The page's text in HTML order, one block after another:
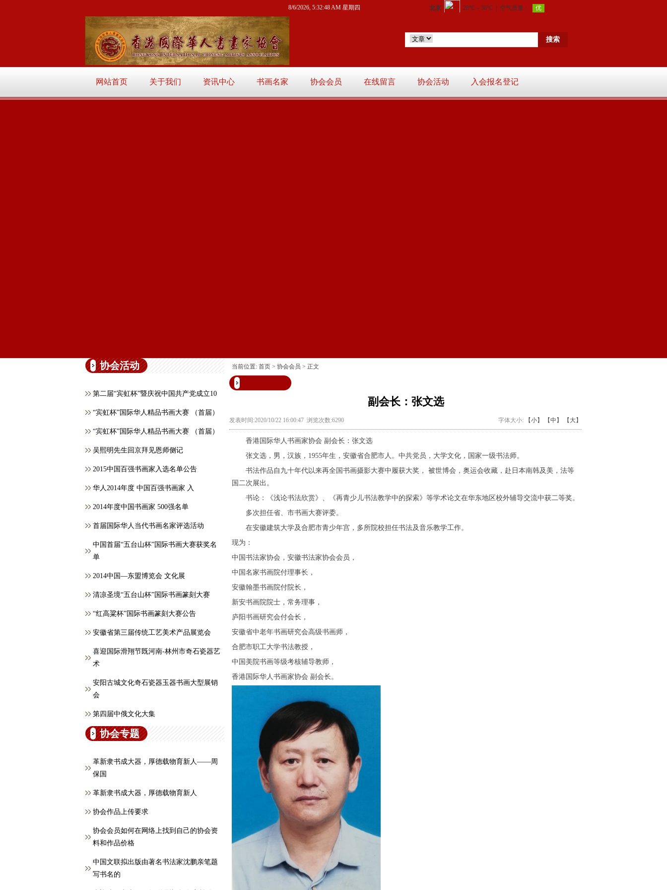
网站首页 关于我们 资讯中心 书画名家 协会会员 在线留言 协会活动 入会报名登记
8/6/2026, 5:32:49 AM 星期四
协会活动
第二届“宾虹杯”暨庆祝中国共产党成立10
“宾虹杯”国际华人精品书画大赛 （首届）
“宾虹杯”国际华人精品书画大赛 （首届）
吴熙明先生回京拜见恩师侧记
2015中国百强书画家入选名单公告
华人2014年度 中国百强书画家 入
2014年度中国书画家 500强名单
首届国际华人当代书画名家评选活动
中国首届“五台山杯”国际书画大赛获奖名
单
2014中国—东盟博览会 文化展
清凉圣境“五台山杯”国际书画篆刻大赛
“红高粱杯”国际书画篆刻大赛公告
安徽省第三届传统工艺美术产品展览会
喜迎国际滑翔节既河南-林州市奇石瓷器艺
术
安阳古城文化奇石瓷器玉器书画大型展销
会
第四届中俄文化大集
协会专题
革新隶书成大器，厚德载物育新人——周
保国
革新隶书成大器，厚德载物育新人
协会作品上传要求
协会会员如何在网络上找到自己的协会资
料和作品价格
中国文联拟出版由著名书法家沈鹏亲笔题
写书名的
当前位置: 首页 > 协会会员 > 正文
副会长：张文选
发表时间:2020/10/22 16:00:47 浏览次数:6290 字体大小: 【小】 【中】 【大】
香港国际华人书画家协会 副会长：张文选
张文选，男，汉族， 1955年生，安徽省合肥市人。 中共党员，大学文化，国家一级书法师。
书法作品自九十年代以来再全国书画摄影大赛中履获大奖， 被世博会，奥运会收藏，赴日本南韩及美，法等
国二次展出。
书论：《浅论书法欣赏》、《再青少儿书法教学中的探索》等学术论文在华东地区校外辅导交流中获二等奖。
多次担任省、市书画大赛评委。
在安徽建筑大学及合肥市青少年宫，多所院校担任书法及音乐教学工作。
现为：
中国书法家协会，安徽书法家协会会员，
中国名家书画院付理事长，
安徽翰墨书画院付院长，
新安书画院院士，常务理事，
庐阳书画研究会付会长，
安徽省中老年书画研究会高级书画师，
合肥市职工大学书法教授，
中国美院书画等级考核辅导教师，
香港国际华人书画家协会 副会长。